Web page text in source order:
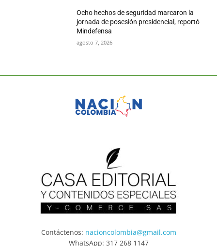
Ocho hechos de seguridad marcaron la
jornada de posesión presidencial, reportó
Mindefensa
agosto 7, 2026
Contáctenos: nacioncolombia@gmail.com
WhatsApp: 317 268 1147